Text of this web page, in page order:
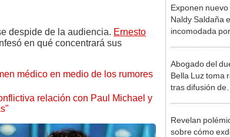
despide de la audiencia. Ernesto
en qué concentrará sus
médico en medio de los rumores
relación con Paul Michael y
bajo”
Exponen
Naldy Saldaña
incomodada
Abogado del
Bella Luz toma
tras difusión de
Revelan
sobre cómo